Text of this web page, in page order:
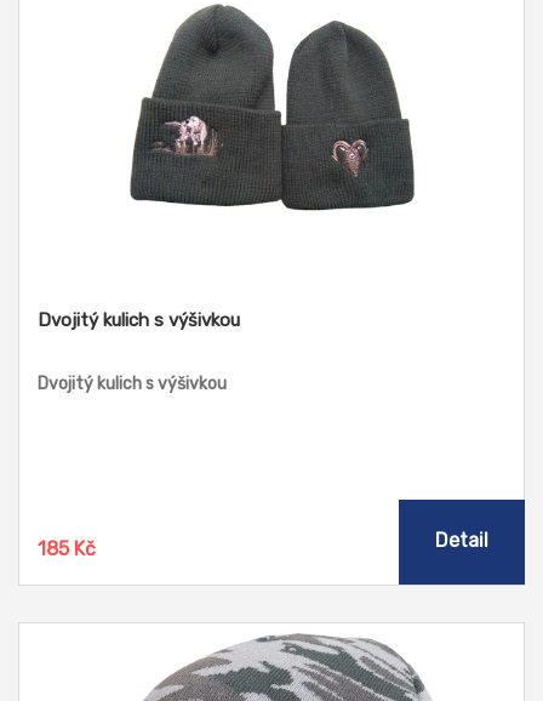
Dvojitý kulich s výšivkou
Dvojitý kulich s výšivkou
185 Kč Detail